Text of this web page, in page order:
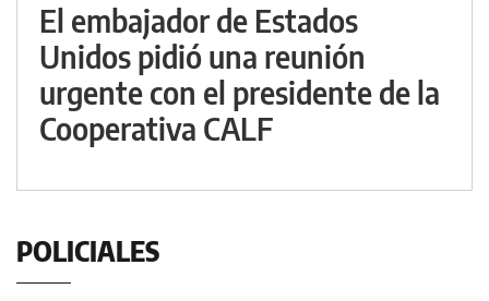
El embajador de Estados
Unidos pidió una reunión
urgente con el presidente de la
Cooperativa CALF
POLICIALES